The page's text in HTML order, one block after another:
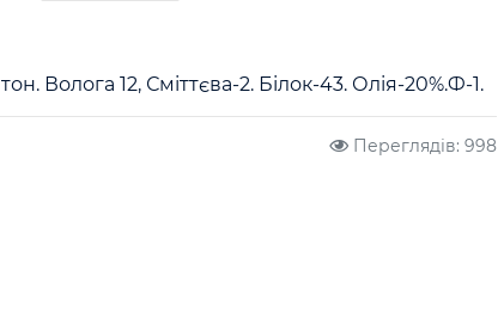
Волога 12, Сміттєва-2. Білок-43. Олія-20%.Ф-1.
Переглядів: 998